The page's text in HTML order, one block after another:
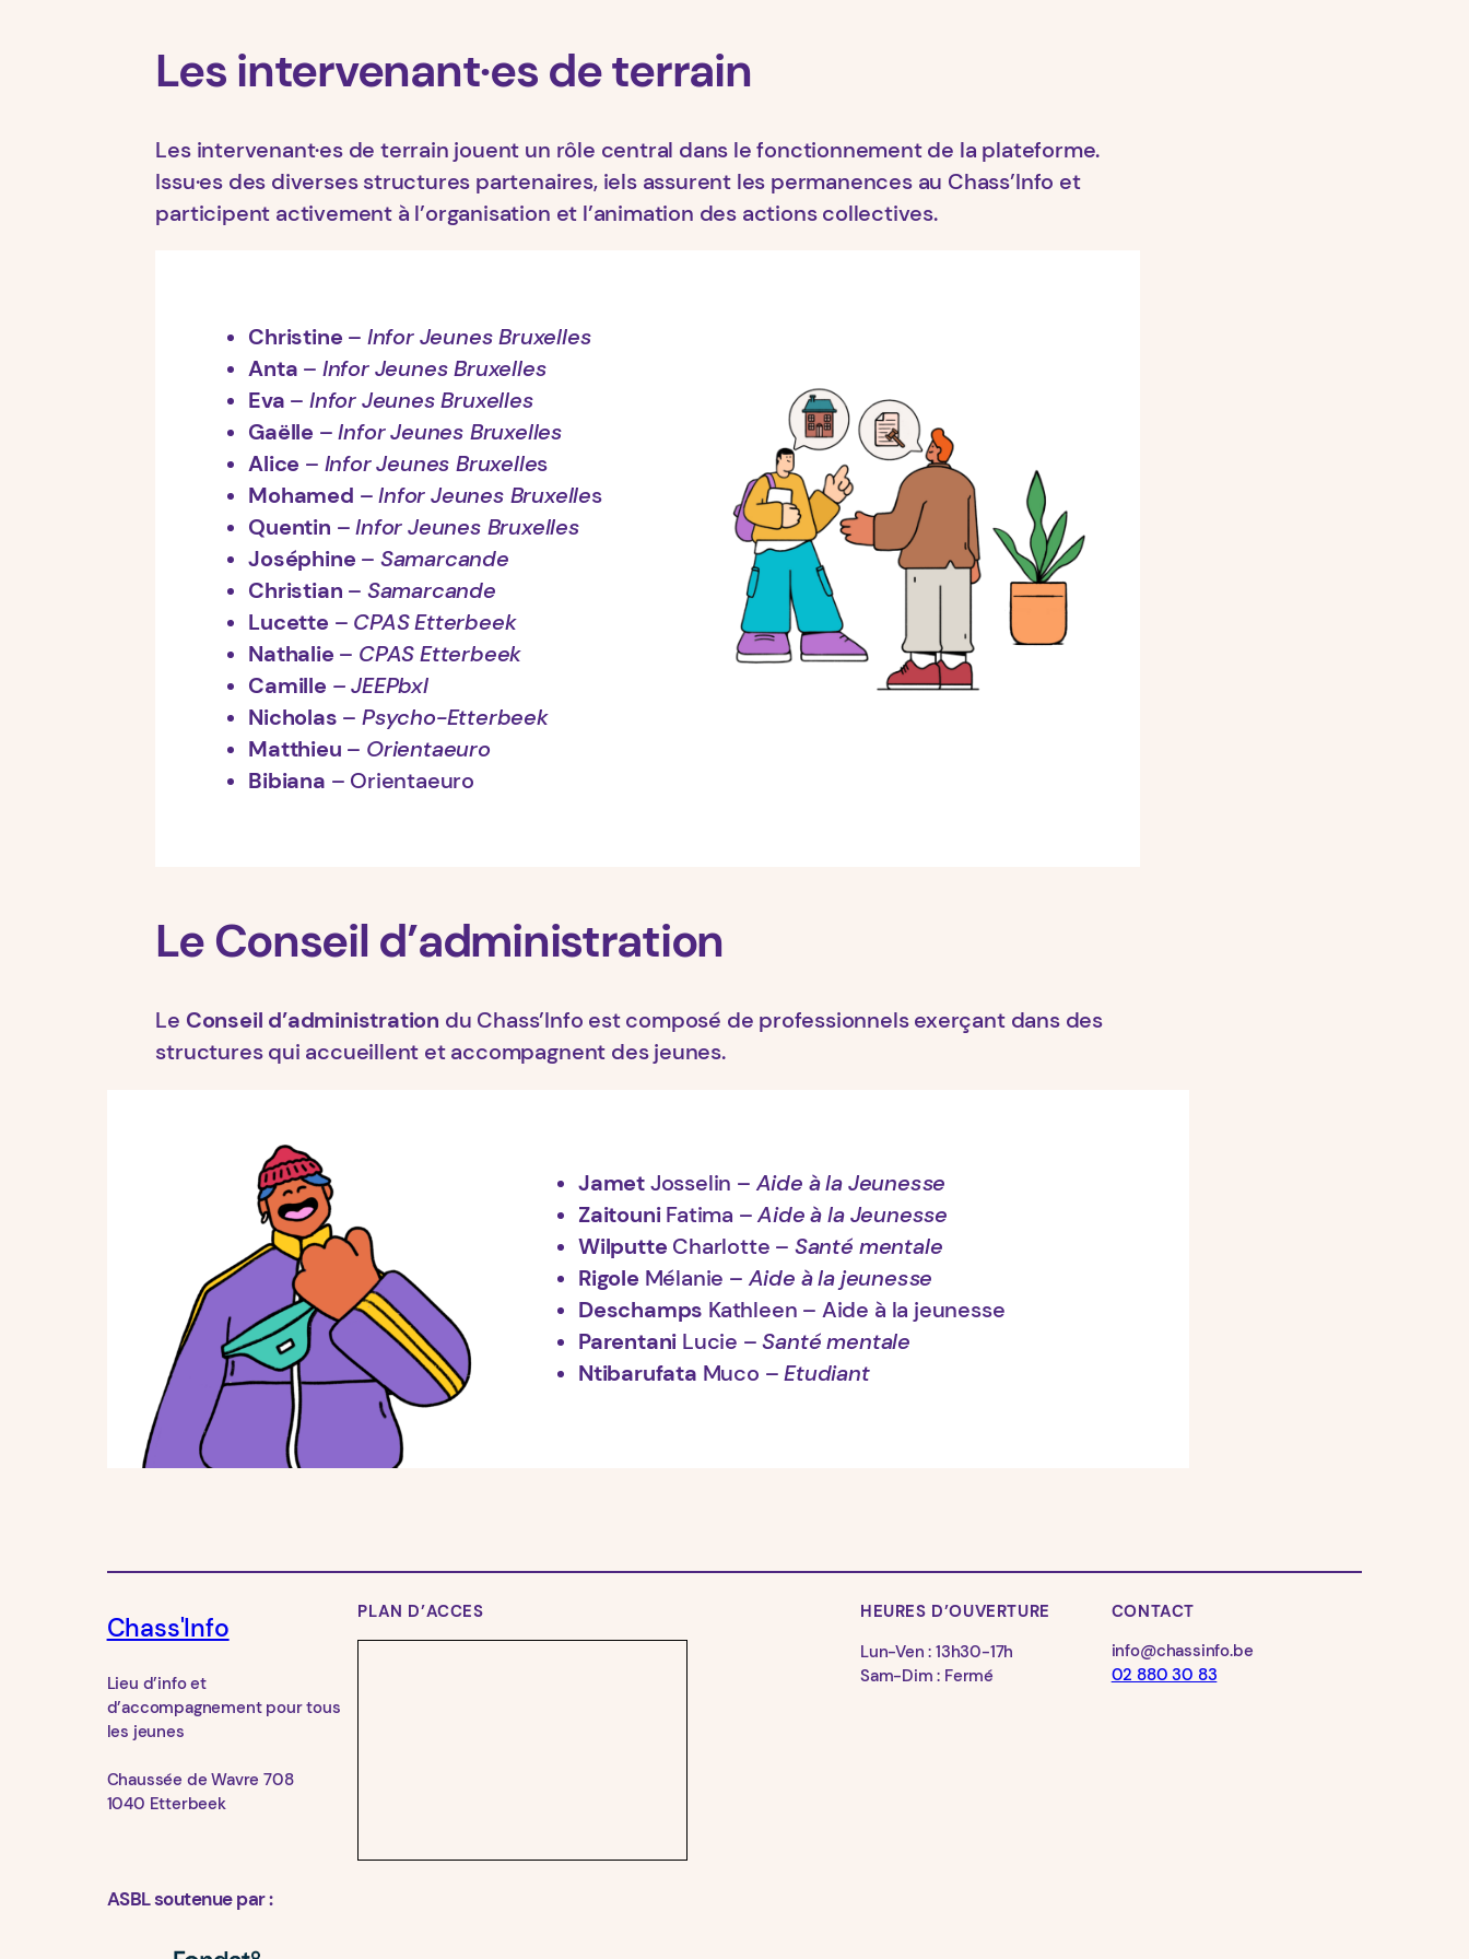
Les intervenant·es de terrain
Les intervenant·es de terrain jouent un rôle central dans le fonctionnement de la plateforme.
Issu·es des diverses structures partenaires, iels assurent les permanences au Chass’Info et
participent activement à l’organisation et l’animation des actions collectives.
Christine – Infor Jeunes Bruxelles
Anta – Infor Jeunes Bruxelles
Eva – Infor Jeunes Bruxelles
Gaëlle –Infor Jeunes Bruxelles
Alice – Infor Jeunes Bruxelles
Mohamed –Infor Jeunes Bruxelles
Quentin –Infor Jeunes Bruxelles
Joséphine – Samarcande
Christian – Samarcande
Lucette – CPAS Etterbeek
Nathalie – CPAS Etterbeek
Camille – JEEPbxl
Nicholas – Psycho-Etterbeek
Matthieu – Orientaeuro
Bibiana – Orientaeuro
Le Conseil d’administration
Le Conseil d’administration du Chass’Info est composé de professionnels exerçant dans des
structures qui accueillent et accompagnent des jeunes.
Jamet Josselin –Aide à la Jeunesse
ZaitouniFatima –Aide à la Jeunesse
Wilputte Charlotte – Santé mentale
Rigole Mélanie –Aide à la jeunesse
Deschamps Kathleen – Aide à la jeunesse
Parentani Lucie –Santé mentale
Ntibarufata Muco –Etudiant
Chass'Info
Lieu d’info et
d’accompagnement pour tous
les jeunes
Chaussée de Wavre 708
1040 Etterbeek
PLAN D’ACCES
HEURES D’OUVERTURE
Lun-Ven : 13h30-17h
Sam-Dim : Fermé
CONTACT
info@chassinfo.be
02 880 30 83
ASBL soutenue par :